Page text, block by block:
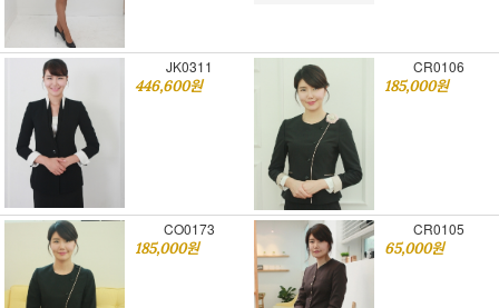
JK0311
446,600원
CR0106
185,000원
CO0173
185,000원
CR0105
65,000원